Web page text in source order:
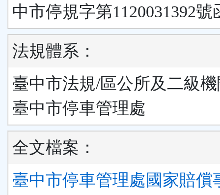
中市停規字第1120031392號
法規體系：
臺中市法規/區公所及二級
臺中市停車管理處
全文檔案：
臺中市停車管理處國家賠償